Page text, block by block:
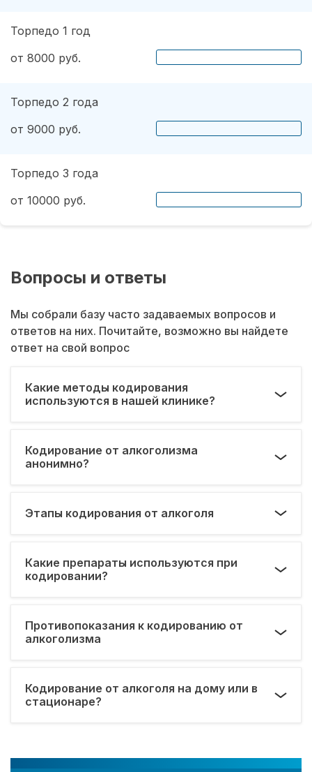
Торпедо 1 год
от 8000 руб.
Торпедо 2 года
от 9000 руб.
Торпедо 3 года
от 10000 руб.
Вопросы и ответы
Мы собрали базу часто задаваемых вопросов и
ответов на них. Почитайте, возможно вы найдете
ответ на свой вопрос
Какие методы кодирования
используются в нашей клинике?
Кодирование от алкоголизма
анонимно?
Этапы кодирования от алкоголя
Какие препараты используются при
кодировании?
Противопоказания к кодированию от
алкоголизма
Кодирование от алкоголя на дому или в
стационаре?